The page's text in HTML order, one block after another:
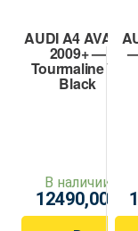
AUDI A4 AVANT
2009+ —
Tourmaline V2
Black
В наличии
12490,00